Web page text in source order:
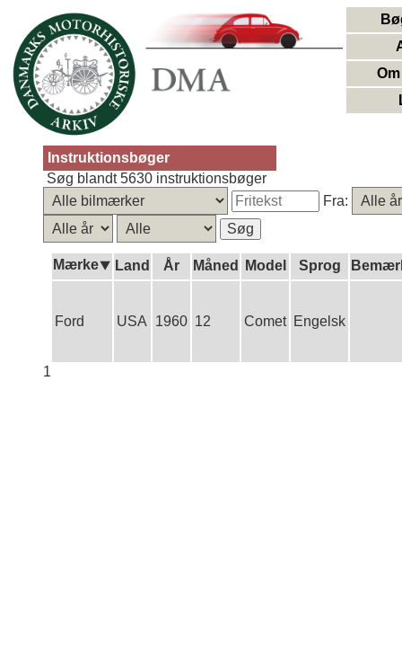
Instruktionsbøger
Søg blandt 5630 instruktionsbøger
Fra:
Mærke⯆ Land År Måned Model Sprog
Ford USA 1960 12 Comet Engelsk
1